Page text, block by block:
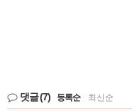
댓글(7) 등록순 최신순